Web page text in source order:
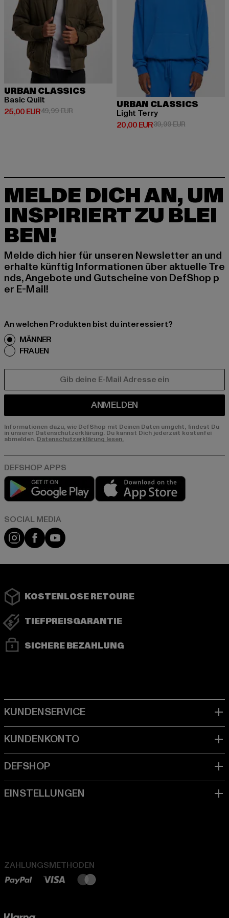
URBAN CLASSICS
Basic Quilt
25,00 EUR
Derzeitiger Preis: 25,00 EUR
49,99 EURAktionspreis: 49,99 EUR
URBAN CLASSICS
Light Terry
20,00 EUR
Derzeitiger Preis: 20,00 EUR
39,99 EURAktionspreis:
MELDE DICH AN, UM
INSPIRIERT ZU BLEI
BEN!
Melde dich hier für unseren Newsletter an und
erhalte künftig Informationen über aktuelle Tre
nds, Angebote und Gutscheine von DefShop p
er E-Mail!
An welchen Produkten bist du interessiert?
MÄNNER
FRAUEN
ANMELDEN
Informationen dazu, wie DefShop mit Deinen Daten umgeht, findest Du
in unserer Datenschutzerklärung. Du kannst Dich jederzeit kostenfei
abmelden. Datenschutzerklärung lesen.
Play market
Instagram
FacebookYouTube
KOSTENLOSE RETOURE
TIEFPREISGARANTIE
SICHERE BEZAHLUNG
ZAHLUNGSMETHODEN